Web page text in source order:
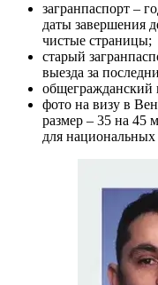
загранпаспорт –
даты завершения
чистые страницы;
старый
выезда за
общегражданский
фото на визу в
размер – 35 на 45
для национальных